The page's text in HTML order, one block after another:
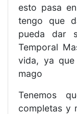
esto pasa
tengo que
pueda dar
Temporal
vida, ya
mago
Tenemos
completas y